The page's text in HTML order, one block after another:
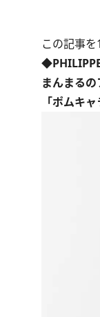
この記事を
まんまる
「ポムキャ